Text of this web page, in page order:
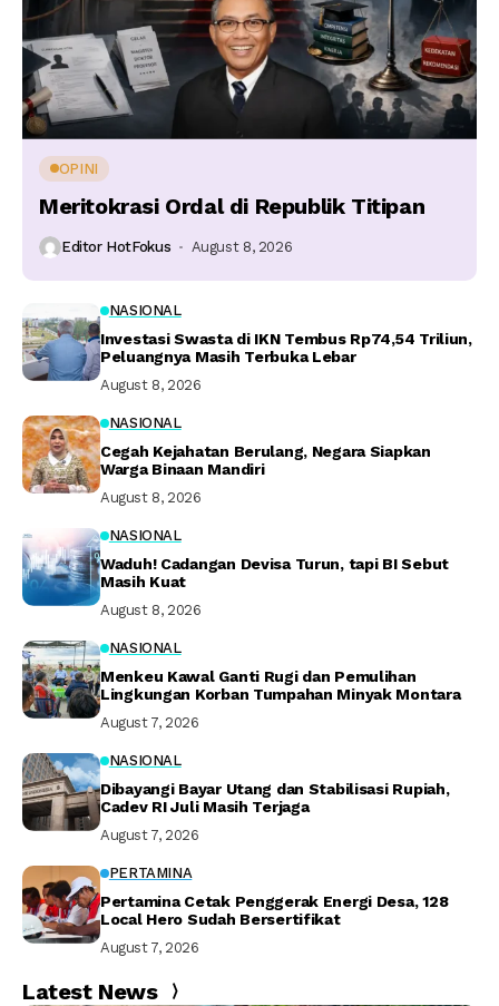
OPINI
Meritokrasi Ordal di Republik Titipan
Editor HotFokus August 8, 2026
NASIONAL
Investasi Swasta di IKN Tembus Rp74,54 Triliun,
Peluangnya Masih Terbuka Lebar
August 8, 2026
NASIONAL
Cegah Kejahatan Berulang, Negara Siapkan
Warga Binaan Mandiri
August 8, 2026
NASIONAL
Waduh! Cadangan Devisa Turun, tapi BI Sebut
Masih Kuat
August 8, 2026
NASIONAL
Menkeu Kawal Ganti Rugi dan Pemulihan
Lingkungan Korban Tumpahan Minyak Montara
August 7, 2026
NASIONAL
Dibayangi Bayar Utang dan Stabilisasi Rupiah,
Cadev RI Juli Masih Terjaga
August 7, 2026
PERTAMINA
Pertamina Cetak Penggerak Energi Desa, 128
Local Hero Sudah Bersertifikat
August 7, 2026
Latest News